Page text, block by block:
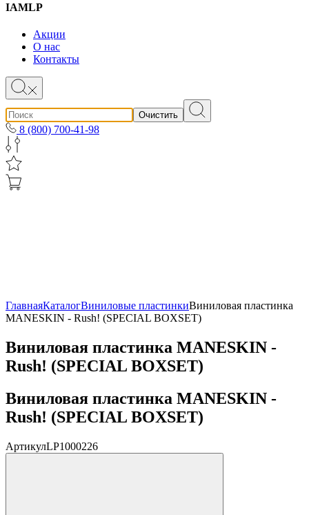
IAMLP
Акции
О нас
Контакты
Очистить
8 (800) 700-41-98
ГлавнаяКаталогВиниловые пластинкиВиниловая пластинка
MANESKIN - Rush! (SPECIAL BOXSET)
Виниловая пластинка MANESKIN -
Rush! (SPECIAL BOXSET)
Виниловая пластинка MANESKIN -
Rush! (SPECIAL BOXSET)
АртикулLP1000226